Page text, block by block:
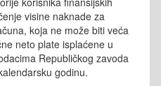
visine naknade za
koja ne može biti veća
neto plate isplaćene u
Republičkog zavoda
godinu.